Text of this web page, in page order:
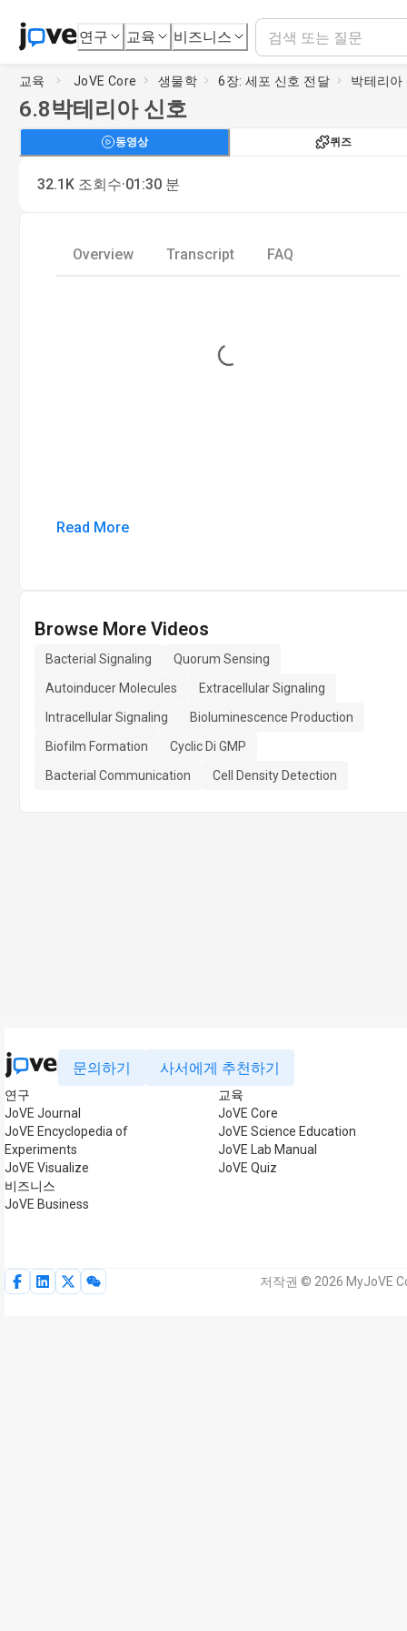
연구 교육 비즈니스
교육 JoVE Core 생물학 6장: 세포 신호 전달 박테리아
6.8박테리아 신호
동영상 퀴즈
32.1K 조회수·01:30 분
Overview Transcript FAQ
Loading...
Read More
Browse More Videos
Bacterial Signaling
Quorum Sensing
Autoinducer Molecules
Extracellular Signaling
Intracellular Signaling
Bioluminescence Production
Biofilm Formation
Cyclic Di GMP
Bacterial Communication
Cell Density Detection
문의하기 사서에게 추천하기
연구
JoVE Journal
JoVE Encyclopedia of
Experiments
JoVE Visualize
비즈니스
JoVE Business
교육
JoVE Core
JoVE Science Education
JoVE Lab Manual
JoVE Quiz
저작권 © 2026 MyJoVE